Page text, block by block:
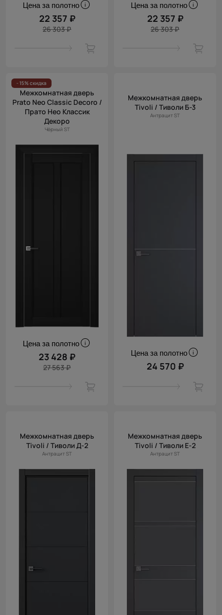
Цена за полотно
22 357 ₽
26 303 ₽
Цена за полотно
22 357 ₽
26 303 ₽
- 15% скидка
Межкомнатная дверь
Prato Neo Classic Decoro /
Прато Нео Классик
Декоро
Чёрный ST
Цена за полотно
23 428 ₽
27 563 ₽
Межкомнатная дверь
Tivoli / Тиволи Б-3
Антрацит ST
Цена за полотно
24 570 ₽
Межкомнатная дверь
Tivoli / Тиволи Д-2
Антрацит ST
Межкомнатная дверь
Tivoli / Тиволи Е-2
Антрацит ST